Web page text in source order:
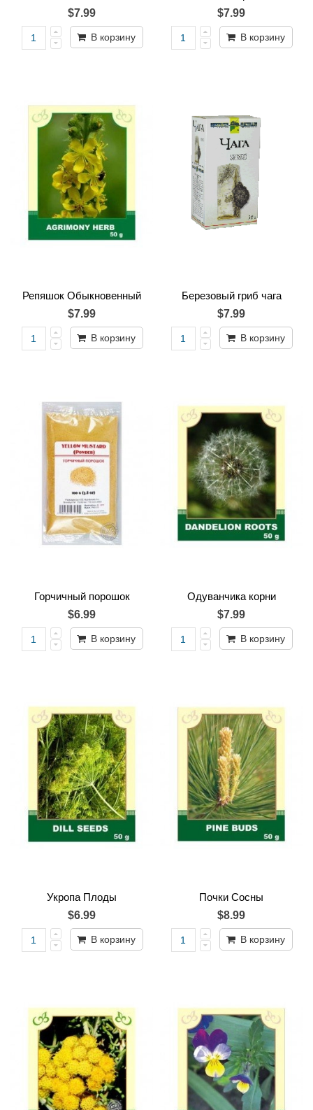
$7.99
В корзину
$7.99
В корзину
Репяшок Обыкновенный
$7.99
В корзину
Березовый гриб чага
$7.99
В корзину
Горчичный порошок
$6.99
В корзину
Одуванчика корни
$7.99
В корзину
Укропа Плоды
$6.99
В корзину
Почки Сосны
$8.99
В корзину